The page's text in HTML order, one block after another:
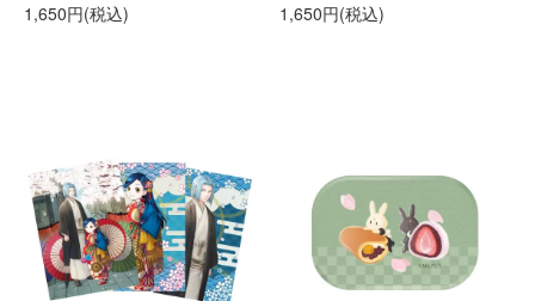
1,650円(税込)
1,650円(税込)